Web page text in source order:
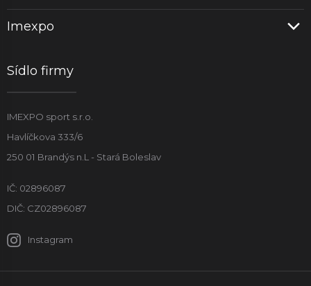
Imexpo
Sídlo firmy
IMEXPO sport s.r.o.
Havlíčkova 333/6
250 01 Brandýs n.L - Stará Boleslav
IČ: 02896087
DIČ: CZ02896087
Instagram